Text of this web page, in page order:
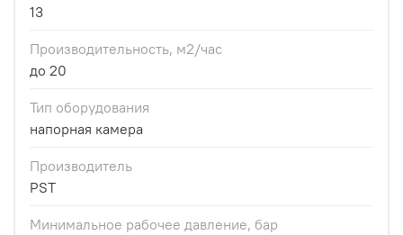
13
Производительноcть, м2/час
до 20
Тип оборудования
напорная камера
Производитель
PST
Минимальное рабочее давление, бар